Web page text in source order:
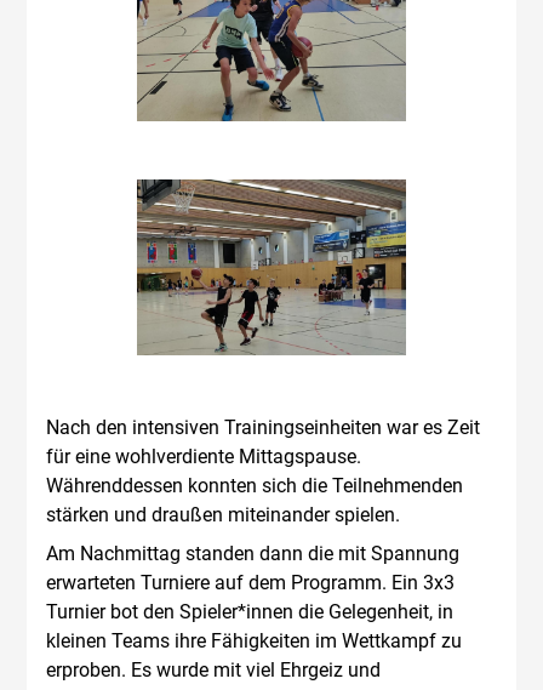
Nach den intensiven Trainingseinheiten war es Zeit
für eine wohlverdiente Mittagspause.
Währenddessen konnten sich die Teilnehmenden
stärken und draußen miteinander spielen.
Am Nachmittag standen dann die mit Spannung
erwarteten Turniere auf dem Programm. Ein 3x3
Turnier bot den Spieler*innen die Gelegenheit, in
kleinen Teams ihre Fähigkeiten im Wettkampf zu
erproben. Es wurde mit viel Ehrgeiz und